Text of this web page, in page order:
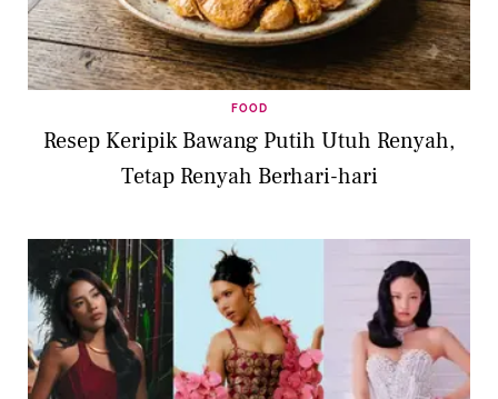
FOOD
Resep Keripik Bawang Putih Utuh Renyah,
Tetap Renyah Berhari-hari